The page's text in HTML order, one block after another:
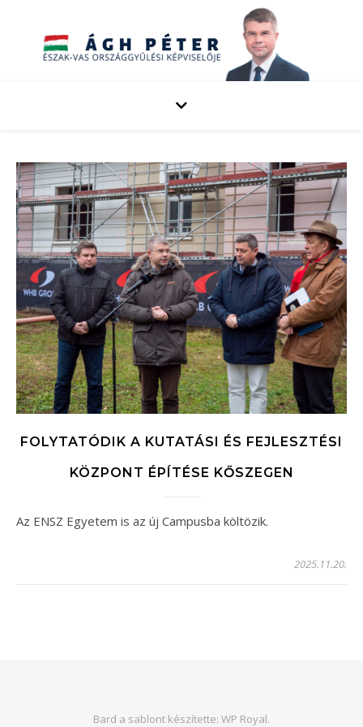
FOLYTATÓDIK A KUTATÁSI ÉS FEJLESZTÉSI
KÖZPONT ÉPÍTÉSE KŐSZEGEN
Az ENSZ Egyetem is az új Campusba költözik.
2025.11.20.
Bard a sablont készítette: WP Royal.